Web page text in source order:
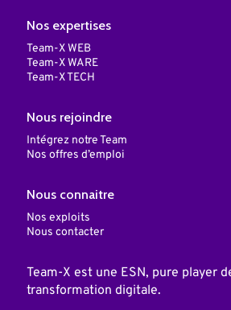
Nos expertises
Team-X WEB
Team-X WARE
Team-X TECH
Nous rejoindre
Intégrez notre Team
Nos offres d’emploi
Nous connaitre
Nos exploits
Nous contacter
Team-X est une ESN, pure player
transformation digitale.